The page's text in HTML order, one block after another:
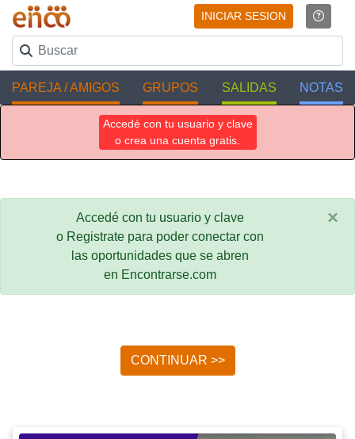
INICIAR SESION
PAREJA / AMIGOS GRUPOS SALIDAS NOTAS
Accedé con tu usuario y clave
o crea una cuenta gratis.
Accedé con tu usuario y clave
o Registrate para poder conectar con
las oportunidades que se abren
en Encontrarse.com
×
CONTINUAR >>